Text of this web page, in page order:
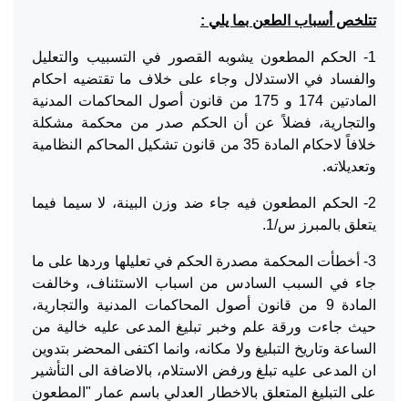
تتلخص أسباب الطعن بما يلي :
1- الحكم المطعون يشوبه القصور في التسبيب والتعليل
والفساد في الاستدلال وجاء على خلاف ما تقتضيه احكام
المادتين 174 و 175 من قانون أصول المحاكمات المدنية
والتجارية، فضلاً عن أن الحكم صدر من محكمة مشكلة
خلافاً لاحكام المادة 35 من قانون تشكيل المحاكم النظامية
وتعديلاته.
2- الحكم المطعون فيه جاء ضد وزن البينة، لا سيما فيما
يتعلق بالمبرز س/1.
3- أخطأت المحكمة مصدرة الحكم في تعليلها وردها على ما
جاء في السبب السادس من اسباب الاستئناف، وخالفت
المادة 9 من قانون أصول المحاكمات المدنية والتجارية،
حيث جاءت ورقة علم وخبر تبليغ المدعى عليه خالية من
الساعة وتاريخ التبليغ ولا مكانه، وانما اكتفى المحضر بتدوين
ان المدعى عليه تبلغ ورفض الاستلام، بالاضافة الى التأشير
على التبليغ المتعلق بالاخطار العدلي باسم عمار "المطعون